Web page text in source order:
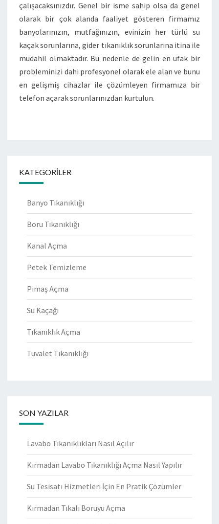
çalışacaksınızdır. Genel bir isme sahip olsa da genel
olarak bir çok alanda faaliyet gösteren firmamız
banyolarınızın, mutfağınızın, evinizin her türlü su
kaçak sorunlarına, gider tıkanıklık sorunlarına itina ile
müdahil olmaktadır. Bu nedenle de gelin en ufak bir
probleminizi dahi profesyonel olarak ele alan ve bunu
en gelişmiş cihazlar ile çözümleyen firmamıza bir
telefon açarak sorunlarınızdan kurtulun.
KATEGORILER
Banyo Tıkanıklığı
Boru Tıkanıklığı
Kanal Açma
Petek Temizleme
Pimaş Açma
Su Kaçağı
Tıkanıklık Açma
Tuvalet Tıkanıklığı
SON YAZILAR
Lavabo Tıkanıklıkları Nasıl Açılır
Kırmadan Lavabo Tıkanıklığı Açma Nasıl Yapılır
Su Tesisatı Hizmetleri İçin En Pratik Çözümler
Kırmadan Tıkalı Boruyu Açma